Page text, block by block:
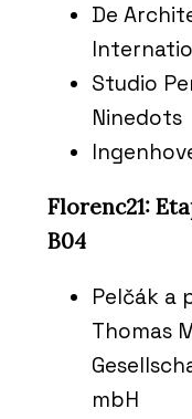
De
Studio
Ninedots
Florenc21:
B04
Pelčák a
Thomas
mbH